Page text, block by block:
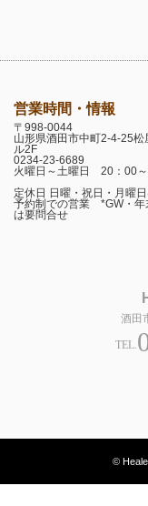
営業時間・情報
〒998-0044
山形県酒田市中町2-4-25松
ル2F
0234-23-6689
火曜日～土曜日 20：00
定休日 日曜・祝日・月曜
予約制での営業 *GW・年
は要問合せ
酒田
TEL.
©